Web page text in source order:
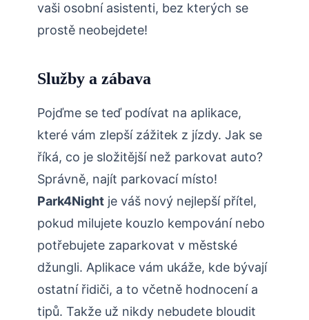
vaši osobní asistenti, bez kterých se
prostě neobejdete!
Služby a zábava
Pojďme se teď podívat na aplikace,
které vám zlepší zážitek z jízdy. Jak se
říká, co je složitější než parkovat auto?
Správně, najít parkovací místo!
Park4Night je váš nový nejlepší přítel,
pokud milujete kouzlo kempování nebo
potřebujete zaparkovat v městské
džungli. Aplikace vám ukáže, kde bývají
ostatní řidiči, a to včetně hodnocení a
tipů. Takže už nikdy nebudete bloudit